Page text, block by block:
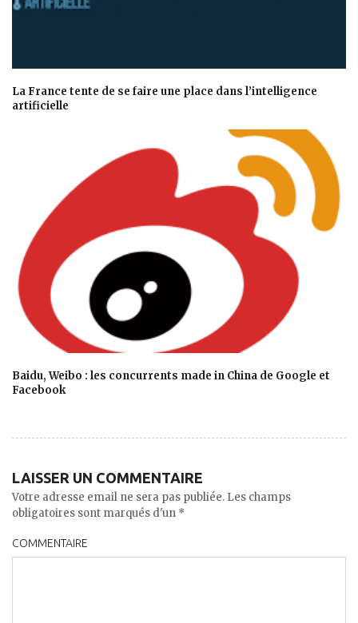
La France tente de se faire une place dans l’intelligence
artificielle
Baidu, Weibo : les concurrents made in China de Google et
Facebook
LAISSER UN COMMENTAIRE
Votre adresse email ne sera pas publiée. Les champs
obligatoires sont marqués d'un *
COMMENTAIRE